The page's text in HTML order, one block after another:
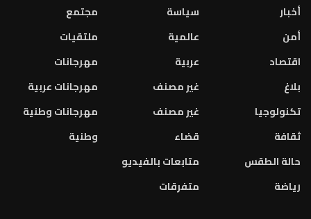
أخبار
أمن
اقتصاد
بلاغ
تكنولوجيا
ثقافة
حالة الطقس
رياضة
سياسة
عالمية
عربية
غير مصنف
غير مصنف
قضاء
متابعات بالفيديو
متفرقات
مجتمع
ملتقيات
مهرجانات
مهرجانات عربية
مهرجانات وطنية
وطنية